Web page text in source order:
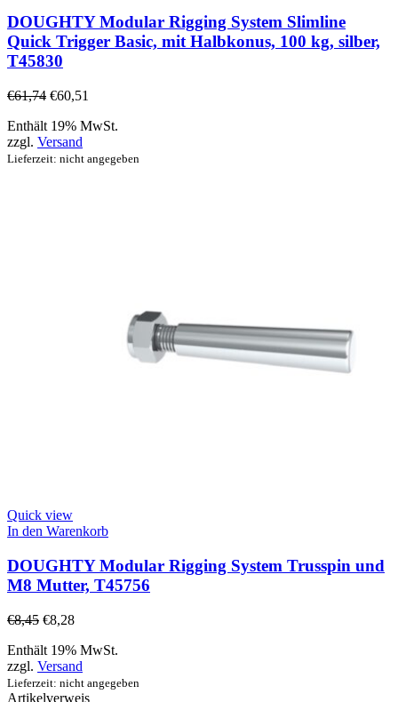
DOUGHTY Modular Rigging System Slimline
Quick Trigger Basic, mit Halbkonus, 100 kg, silber,
T45830
€61,74 €60,51
Enthält 19% MwSt.
zzgl. Versand
Lieferzeit: nicht angegeben
Quick view
In den Warenkorb
DOUGHTY Modular Rigging System Trusspin und
M8 Mutter, T45756
€8,45 €8,28
Enthält 19% MwSt.
zzgl. Versand
Lieferzeit: nicht angegeben
Artikelverweis